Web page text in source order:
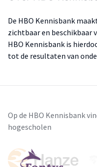
De HBO Kennisbank
zichtbaar en beschikbaar
HBO Kennisbank is
tot de resultaten van
Op de HBO Kennisbank
hogescholen